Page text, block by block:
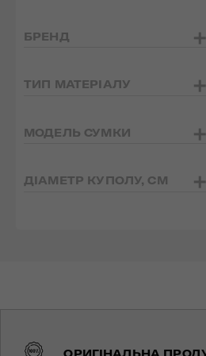
БРЕНД
ТИП МАТЕРІАЛУ
МОДЕЛЬ СУМКИ
ДІАМЕТР КУПОЛУ, СМ